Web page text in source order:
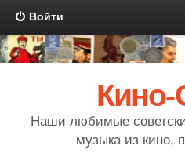
Войти
Наши любимые
музыка из кино,